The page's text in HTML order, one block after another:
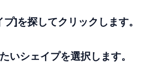
]を探してクリックします。
いシェイプを選択します。